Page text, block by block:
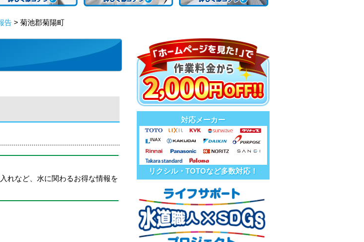
告 > 菊池郡菊陽町
れなど、水に関わるお得な情報を
対応メーカー
リクシル・TOTOなど多数対応！